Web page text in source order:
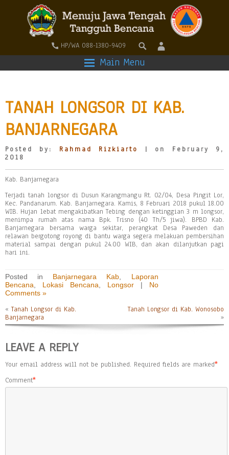
HP/WA 088-1380-9409
Main Menu
TANAH LONGSOR DI KAB.
BANJARNEGARA
Posted by: Rahmad Rizkiarto
| on February 9,
2018
Kab. Banjarnegara
Terjadi tanah longsor di Dusun Karangmangu Rt. 02/04, Desa Pingit Lor,
Kec. Pandanarum. Kab. Banjarnegara. Kamis, 8 Februari 2018 pukul 18.00
WIB. Hujan lebat mengakibatkan Tebing dengan ketinggian 3 m longsor,
menimpa rumah atas nama Bpk. Trisno (40 Th/5 jiwa). BPBD Kab.
Banjarnegara bersama warga sekitar, perangkat Desa Paweden dan
relawan bergotong royong di bantu warga segera melakuan pembersihan
material sampai dengan pukul 24.00 WIB, dan akan dilanjutkan pagi
hari ini.
Posted in Banjarnegara Kab
Laporan
Bencana
Lokasi Bencana Longsor| No
Comments »
«Tanah Longsor di Kab.
Banjarnegara
Tanah Longsor di Kab. Wonosobo
»
LEAVE A REPLY
Your email address will not be published. Required fields are marked*
Comment*